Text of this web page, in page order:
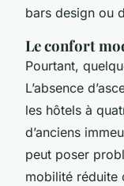
bars design ou
Le confort
Pourtant,
L’absence
les hôtels à
d’anciens
peut poser
mobilité réduite